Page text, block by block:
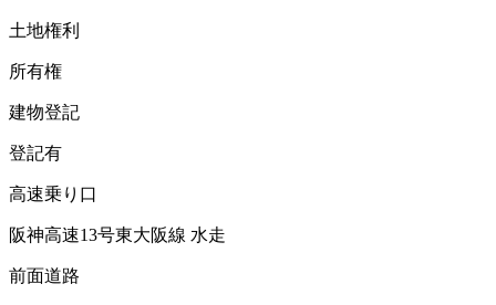
土地権利
所有権
建物登記
登記有
高速乗り口
阪神高速13号東大阪線 水走
前面道路